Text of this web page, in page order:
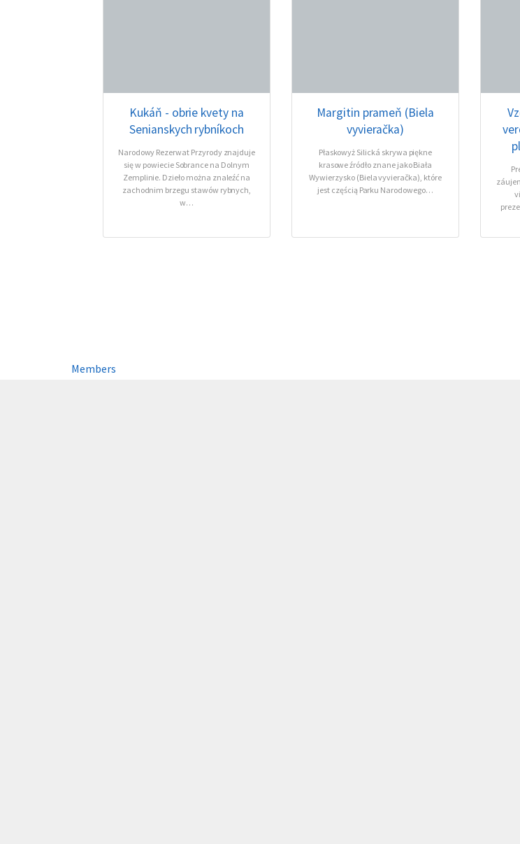
Kukáň - obrie kvety na
Senianskych rybníkoch
Narodowy Rezerwat Przyrody znajduje
się w powiecie Sobrance na Dolnym
Zemplinie. Dzieło można znaleźć na
zachodnim brzegu stawów rybnych,
w…
Margitin prameň (Biela
vyvieračka)
Płaskowyż Silická skrywa piękne
krasowe źródło znane jako Biała
Wywierzysko (Biela vyvieračka), które
jest częścią Parku Narodowego…
Members